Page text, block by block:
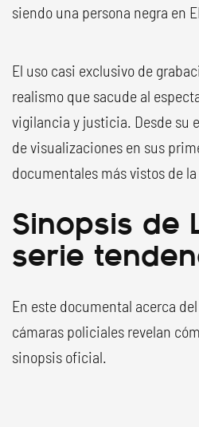
siendo una persona negra en
El uso casi exclusivo de
realismo que sacude al
vigilancia y justicia. Desde su
de visualizaciones en sus
documentales más vistos de
Sinopsis de
serie
En este documental acerca
cámaras policiales revelan
sinopsis oficial.